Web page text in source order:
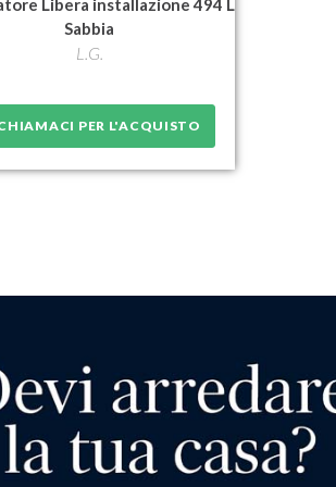
Libera installazione 494 L
Sabbia
L.G.
PER L'ACQUISTO